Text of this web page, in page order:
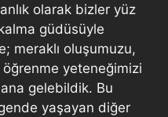
olarak bizler yüz
güdüsüyle
meraklı oluşumuzu,
öğrenme yeteneğimizi
gelebildik. Bu
yaşayan diğer